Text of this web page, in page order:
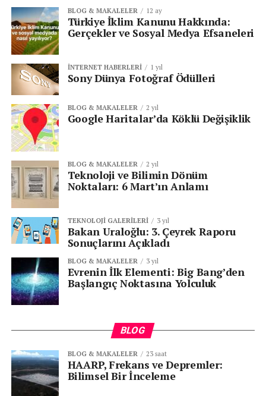
BLOG & MAKALELER 12 ay
Türkiye İklim Kanunu Hakkında:
Gerçekler ve Sosyal Medya Efsaneleri
İNTERNET HABERLERI 1 yıl
Sony Dünya Fotoğraf Ödülleri
BLOG & MAKALELER 2 yıl
Google Haritalar’da Köklü Değişiklik
BLOG & MAKALELER 2 yıl
Teknoloji ve Bilimin Dönüm
Noktaları: 6 Mart’ın Anlamı
TEKNOLOJI GALERILERI 3 yıl
Bakan Uraloğlu: 3. Çeyrek Raporu
Sonuçlarını Açıkladı
BLOG & MAKALELER 3 yıl
Evrenin İlk Elementi: Big Bang’den
Başlangıç Noktasına Yolculuk
BLOG
BLOG & MAKALELER 23 saat
HAARP, Frekans ve Depremler:
Bilimsel Bir İnceleme